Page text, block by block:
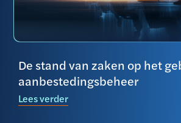
De stand van zaken op het
aanbestedingsbeheer
Lees verder